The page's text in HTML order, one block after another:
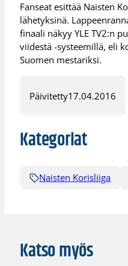
Fanseat esittää Naisten
lähetyksinä.
finaali näkyy YLE TV2:n
viidestä -systeemillä, eli
Suomen mestariksi.
Päivitetty17.04.2016
Kategoriat
Naisten Korisliiga
Katso myös